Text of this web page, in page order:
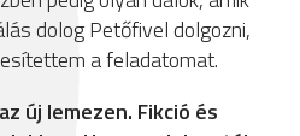
dolog Petőfivel dolgozni,
a feladatomat.
új lemezen. Fikció és